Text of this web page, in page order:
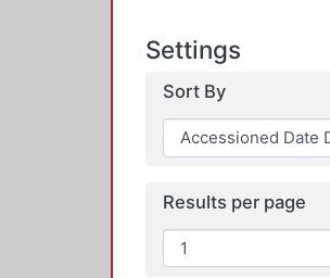
Settings
Sort By
Results per page